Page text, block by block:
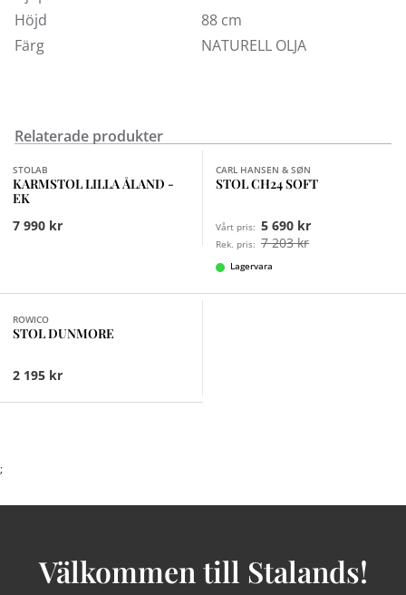
Höjd
88 cm
Färg
NATURELL OLJA
Relaterade produkter
Finns i fler val (6)
STOLAB
KARMSTOL LILLA ÅLAND -
EK
7 990 kr
CARL HANSEN & SØN
STOL CH24 SOFT
Vårt pris: 5 690 kr
Rek. pris: 7 203 kr
Lagervara
ROWICO
STOL DUNMORE
2 195 kr
;
Välkommen till Stalands!